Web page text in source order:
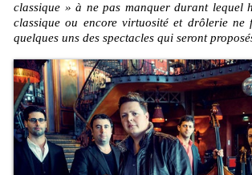
classique » à ne pas manquer durant lequel
classique ou encore virtuosité et drôlerie ne
quelques uns des spectacles qui seront